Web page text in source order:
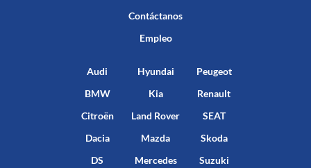
Contáctanos
Empleo
Audi
BMW
Citroën
Dacia
DS
Hyundai
Kia
Land Rover
Mazda
Mercedes
Peugeot
Renault
SEAT
Skoda
Suzuki